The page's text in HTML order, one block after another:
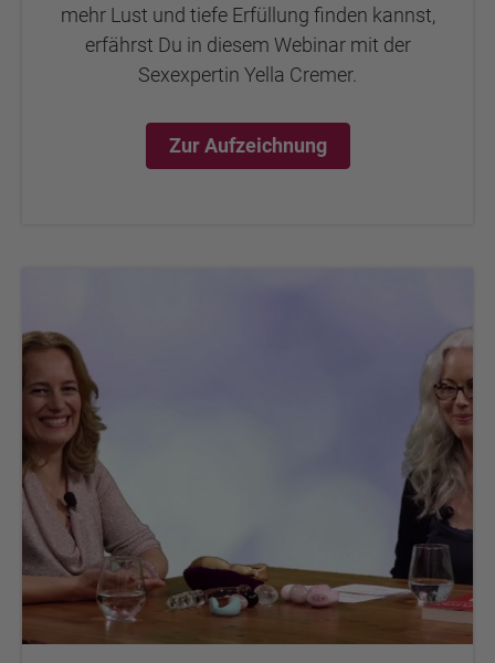
mehr Lust und tiefe Erfüllung finden kannst,
erfährst Du in diesem Webinar mit der
Sexexpertin Yella Cremer.
Zur Aufzeichnung